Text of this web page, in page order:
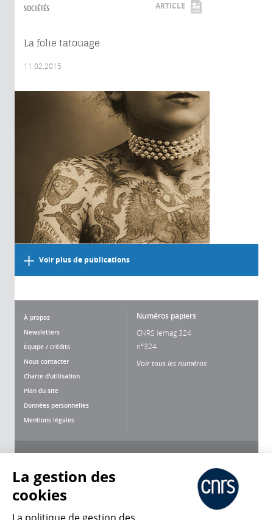
SOCIÉTÉS ARTICLE
La folie tatouage
11.02.2015
Voir plus de publications
À propos
Newsletters
Équipe / crédits
Nous contacter
Charte d'utilisation
Plan du site
Données personnelles
Mentions légales
Numéros papiers
CNRS lemag 324
n°324
Voir tous les numéros
La gestion des
cookies